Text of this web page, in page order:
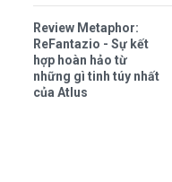
Review Metaphor:
ReFantazio - Sự kết
hợp hoàn hảo từ
những gì tinh túy nhất
của Atlus